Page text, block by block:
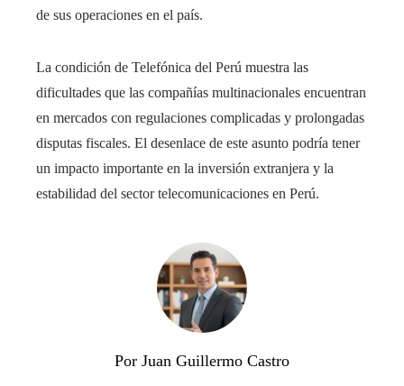
de sus operaciones en el país.
La condición de Telefónica del Perú muestra las
dificultades que las compañías multinacionales encuentran
en mercados con regulaciones complicadas y prolongadas
disputas fiscales. El desenlace de este asunto podría tener
un impacto importante en la inversión extranjera y la
estabilidad del sector telecomunicaciones en Perú.
Por Juan Guillermo Castro